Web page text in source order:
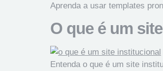
Aprenda a usar templates
O que é um
Entenda o que é um site